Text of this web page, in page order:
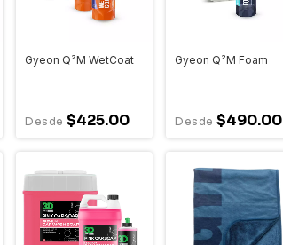
Gyeon Q²M WetCoat
$425.00
Gyeon Q²M Foam
$490.00